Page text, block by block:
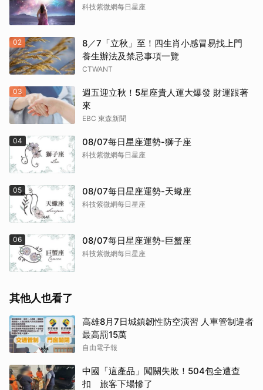
科技紫微網每日星座
02
8／7「立秋」至！四生肖小感冒易找上門
養生辦法及禁忌事項一覽
CTWANT
03
週五迎立秋！5星座貴人運大爆發 財運跟著
來
EBC 東森新聞
04 08/07每日星座運勢-獅子座
科技紫微網每日星座
05 08/07每日星座運勢-天蠍座
科技紫微網每日星座
06 08/07每日星座運勢-巨蟹座
科技紫微網每日星座
其他人也看了
高雄8月7日城鎮韌性防空演習 人車管制違者
最高罰15萬
自由電子報
中國「這產品」闖關失敗！504包全遭查
扣 旅客下場慘了